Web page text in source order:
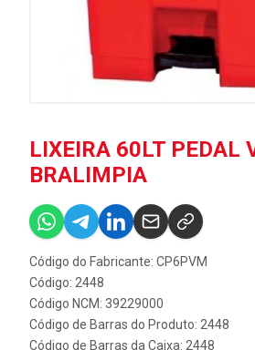
LIXEIRA 60LT PEDAL
BRALIMPIA
Código do Fabricante: CP6PVM
Código: 2448
Código NCM: 39229000
Código de Barras do Produto: 2448
Código de Barras da Caixa: 2448